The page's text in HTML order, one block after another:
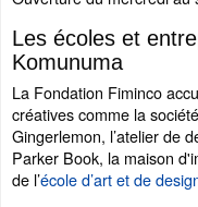
Les écoles et
Komunuma
La Fondation Fiminco
créatives comme la
Gingerlemon, l’atelier de
Parker Book, la maison
de l’école d’art et de